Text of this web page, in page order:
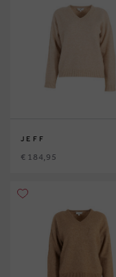
JEFF
€ 184,95